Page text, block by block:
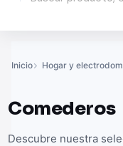
Inicio Hogar y
Comederos
Descubre nuestra